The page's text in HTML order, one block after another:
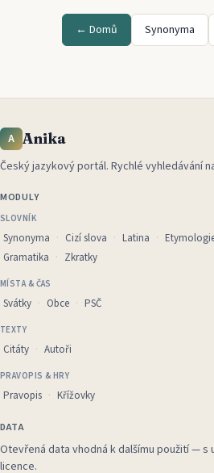
← Domů Synonyma
A Anika
Český jazykový portál. Rychlé vyhledávání
MODULY
SLOVNÍK
Synonyma Cizí slova Latina
Gramatika
Zkratky
MÍSTA & ČAS
Svátky Obce PSČ
TEXTY
Citáty Autoři
PRAVOPIS & HRY
Pravopis Křížovky
DATA
Otevřená data vhodná k dalšímu použití — s
licence.